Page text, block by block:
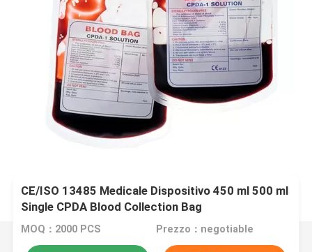
CE/ISO 13485 Medicale Dispositivo 450 ml 500 ml
Single CPDA Blood Collection Bag
MOQ：2000 PCS Prezzo：negotiable